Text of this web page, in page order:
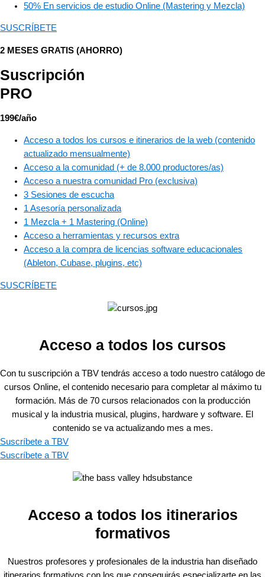
50% En servicios de estudio Online (Mastering y Mezcla)
SUSCRÍBETE
2 MESES GRATIS (AHORRO)
Suscripción
PRO
199€/año
Acceso a todos los cursos e itinerarios de la web (contenido
actualizado mensualmente)
Acceso a la comunidad (+ de 8.000 productores/as)
Acceso a nuestra comunidad Pro (exclusiva)
3 Sesiones de escucha
1 Asesoría personalizada​
1 Mezcla + 1 Mastering (Online)​
Acceso a herramientas y recursos extra​
Acceso a la compra de licencias software educacionales
(Ableton, Cubase, plugins, etc)
SUSCRÍBETE
Acceso a todos los cursos
Con tu suscripción a TBV tendrás acceso a todo nuestro catálogo de
cursos Online, el contenido necesario para completar al máximo tu
formación. Más de 70 cursos relacionados con la producción
musical y la industria musical, plugins, hardware y software. El
contenido se va actualizando mes a mes.
Suscríbete a TBV
Suscríbete a TBV
Acceso a todos los itinerarios
formativos
Nuestros profesores y profesionales de la industria han diseñado